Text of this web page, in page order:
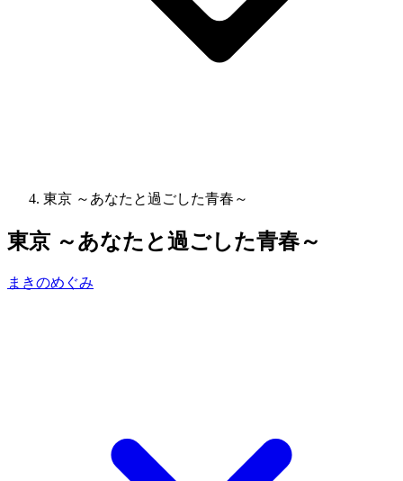
東京 ～あなたと過ごした青春～
東京 ～あなたと過ごした青春～
まきのめぐみ